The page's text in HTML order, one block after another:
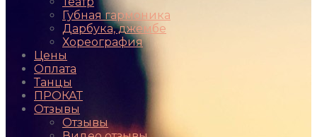
Губная гармоника
Дарбука, джембе
Хореография
Цены
Оплата
Танцы
ПРОКАТ
Отзывы
Отзывы